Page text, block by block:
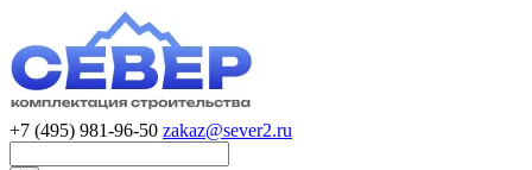
+7 (495) 981-96-50 zakaz@sever2.ru